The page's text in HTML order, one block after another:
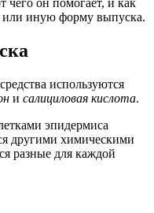
или иную форму выпуска.
используются
и салициловая кислота.
эпидермиса
другими химическими
разные для каждой